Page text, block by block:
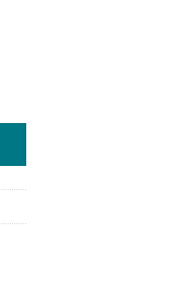
cantidad